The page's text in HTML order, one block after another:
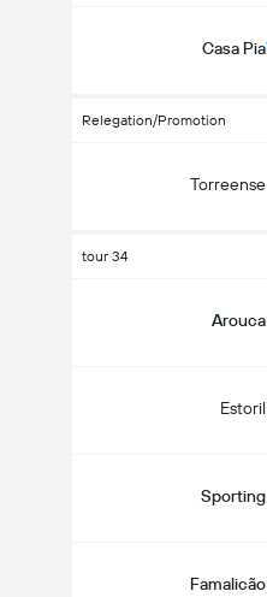
Casa Pia
Relegation/Promotion
Torreense
tour 34
Arouca
Estoril
Sporting
Famalicão